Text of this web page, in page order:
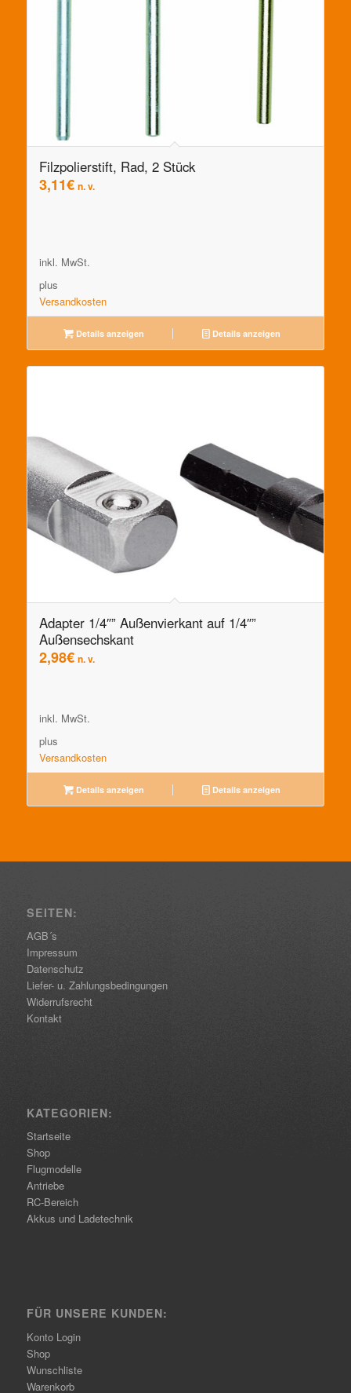
Filzpolierstift, Rad, 2 Stück
3,11€ n. v.
inkl. MwSt.
plus
Versandkosten
Details anzeigen Details anzeigen
Adapter 1/4″” Außenvierkant auf 1/4″”
Außensechskant
2,98€ n. v.
inkl. MwSt.
plus
Versandkosten
Details anzeigen Details anzeigen
SEITEN:
AGB´s
Impressum
Datenschutz
Liefer- u. Zahlungsbedingungen
Widerrufsrecht
Kontakt
KATEGORIEN:
Startseite
Shop
Flugmodelle
Antriebe
RC-Bereich
Akkus und Ladetechnik
FÜR UNSERE KUNDEN:
Konto Login
Shop
Wunschliste
Warenkorb